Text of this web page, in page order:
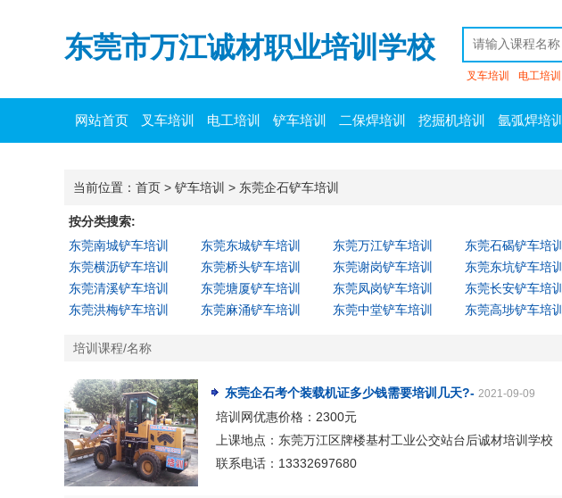
东莞市万江诚材职业培训学校
叉车培训 电工培训
网站首页 叉车培训 电工培训 铲车培训 二保焊培训 挖掘机培训 氩弧焊培训
当前位置： 首页 > 铲车培训 > 东莞企石铲车培训
按分类搜索:
东莞南城铲车培训
东莞东城铲车培训 东莞万江铲车培训 东莞石碣铲车培训
东莞横沥铲车培训
东莞桥头铲车培训 东莞谢岗铲车培训 东莞东坑铲车培训
东莞清溪铲车培训
东莞塘厦铲车培训 东莞凤岗铲车培训 东莞长安铲车培训
东莞洪梅铲车培训
东莞麻涌铲车培训 东莞中堂铲车培训 东莞高埗铲车培训
培训课程/名称
东莞企石考个装载机证多少钱需要培训几天?- 2021-09-09
培训网优惠价格：2300元
上课地点：东莞万江区牌楼基村工业公交站台后诚材培训学校
联系电话：13332697680